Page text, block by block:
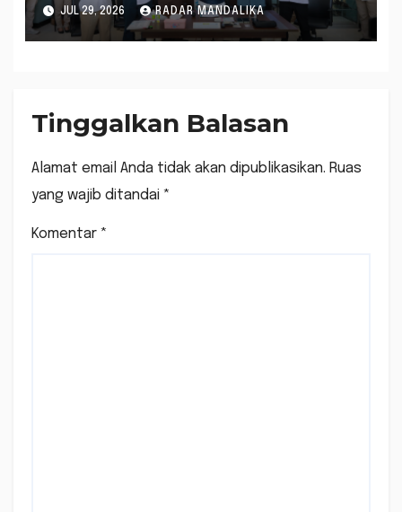
Dua Tersangka Terancam
Hukuman Mati
JUL 29, 2026 RADAR MANDALIKA
Tinggalkan Balasan
Alamat email Anda tidak akan dipublikasikan. Ruas
yang wajib ditandai *
Komentar *